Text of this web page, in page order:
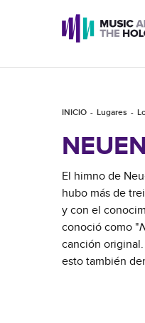
INICIO Lugares
El himno de
hubo más de
y con el
conoció como "
canción
esto también